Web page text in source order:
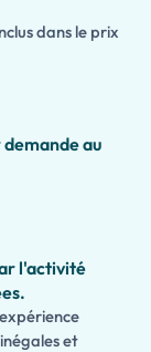
groupes,
de Capri
dans le prix
au
l'activité
et